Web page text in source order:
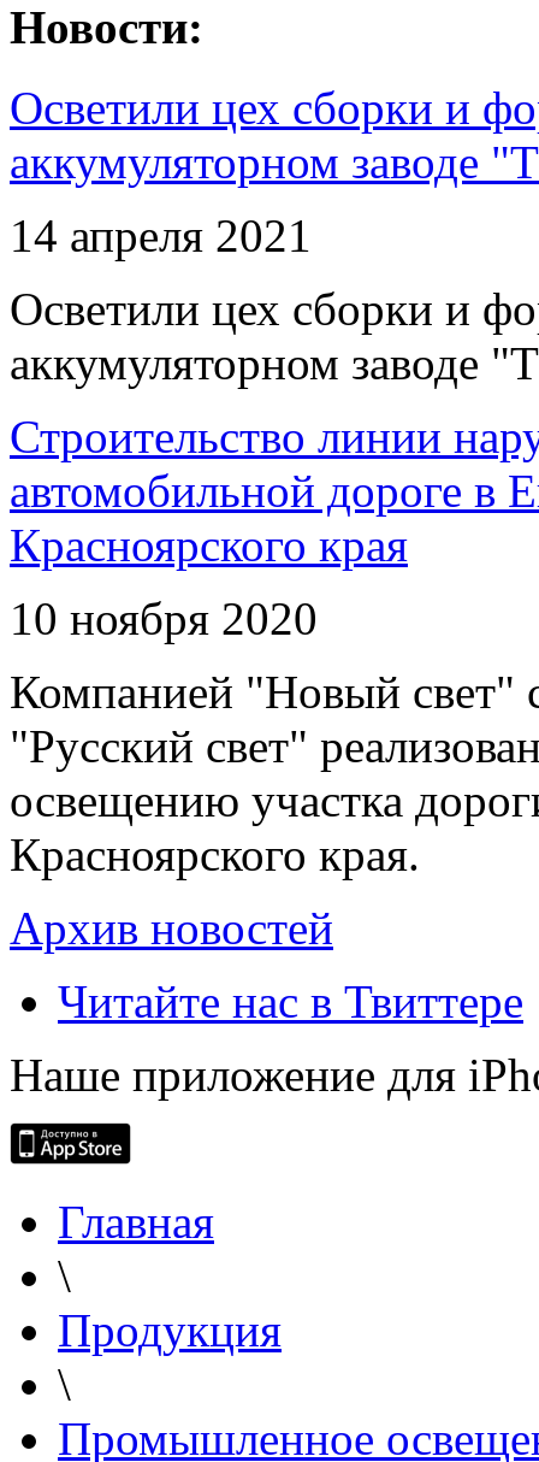
Новости:
Осветили цех сборки и
аккумуляторном заводе
14 апреля 2021
Осветили цех сборки и
аккумуляторном заводе
Строительство линии
автомобильной дороге в
Красноярского края
10 ноября 2020
Компанией "Новый свет"
"Русский свет"
освещению участка
Красноярского края.
Архив новостей
Читайте нас в Твиттере
Наше приложение для
Главная
\
Продукция
\
Промышленное